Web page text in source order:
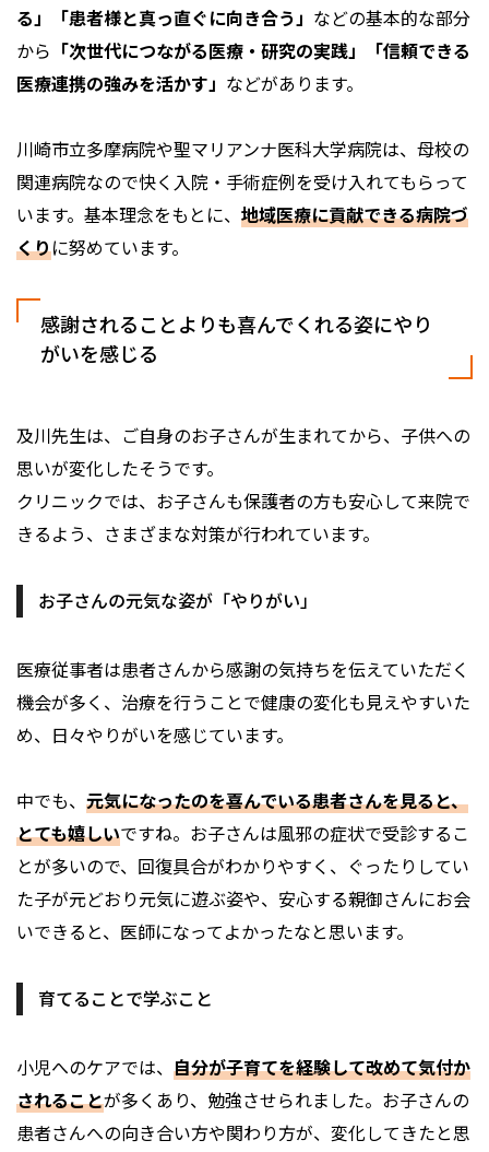
る」「患者様と真っ直ぐに向き合う」 などの基本的な部分
から 「次世代につながる医療・研究の実践」「信頼できる
医療連携の強みを活かす」 などがあります。
川崎市立多摩病院や聖マリアンナ医科大学病院は、母校の
関連病院なので快く入院・手術症例を受け入れてもらって
います。基本理念をもとに、 地域医療に貢献できる病院づ
くりに努めています。
感謝されることよりも喜んでくれる姿にやり
がいを感じる
及川先生は、ご自身のお子さんが生まれてから、子供への
思いが変化したそうです。
クリニックでは、お子さんも保護者の方も安心して来院で
きるよう、さまざまな対策が行われています。
お子さんの元気な姿が「やりがい」
医療従事者は患者さんから感謝の気持ちを伝えていただく
機会が多く、治療を行うことで健康の変化も見えやすいた
め、日々やりがいを感じています。
中でも、 元気になったのを喜んでいる患者さんを見ると、
とても嬉しいですね。お子さんは風邪の症状で受診するこ
とが多いので、回復具合がわかりやすく、ぐったりしてい
た子が元どおり元気に遊ぶ姿や、安心する親御さんにお会
いできると、医師になってよかったなと思います。
育てることで学ぶこと
小児へのケアでは、 自分が子育てを経験して改めて気付か
されることが多くあり、勉強させられました。お子さんの
患者さんへの向き合い方や関わり方が、変化してきたと思